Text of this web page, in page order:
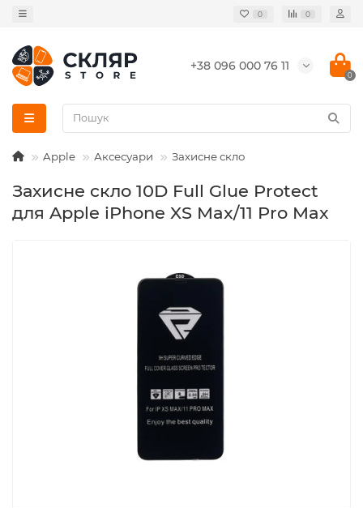
0 0
+38 096 000 76 11
0
Apple Аксесуари Захисне скло
Захисне скло 10D Full Glue Protect
для Apple iPhone XS Max/11 Pro Max